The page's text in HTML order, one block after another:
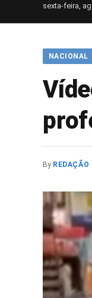
sexta-feira,
NACIONAL
By